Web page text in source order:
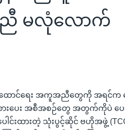
မလုံလောက်
ောင်ရေး အကူအညီတွေကို အရင်က တ
ားပေး အစီအစဉ်တွေ အတွက်ကိုပဲ ပ
ပေါင်းထားတဲ့ သုံးပွင့်ဆိုင် ဗဟိုအဖွဲ့